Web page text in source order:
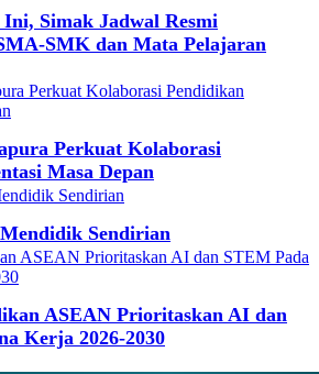
Simak Jadwal Resmi
SMK dan Mata Pelajaran
Perkuat Kolaborasi
Masa Depan
Sendirian
ASEAN Prioritaskan AI dan
Kerja 2026-2030